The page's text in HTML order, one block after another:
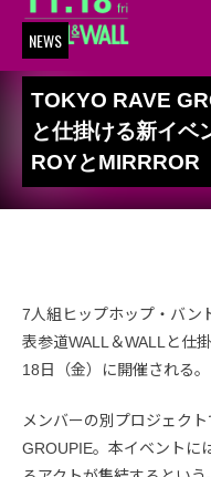
NEWS
TOKYO RAVE
と仕掛ける新イ
ROYとMIRRROR
7人組ヒップホップ・バン
表参道WALL＆WALLと仕
18日（金）に開催される。
メンバーの別プロジェク
GROUPIE。本イベントに